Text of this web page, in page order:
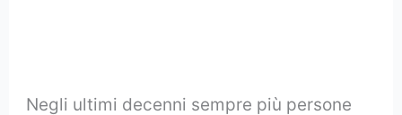
Negli ultimi decenni sempre più persone